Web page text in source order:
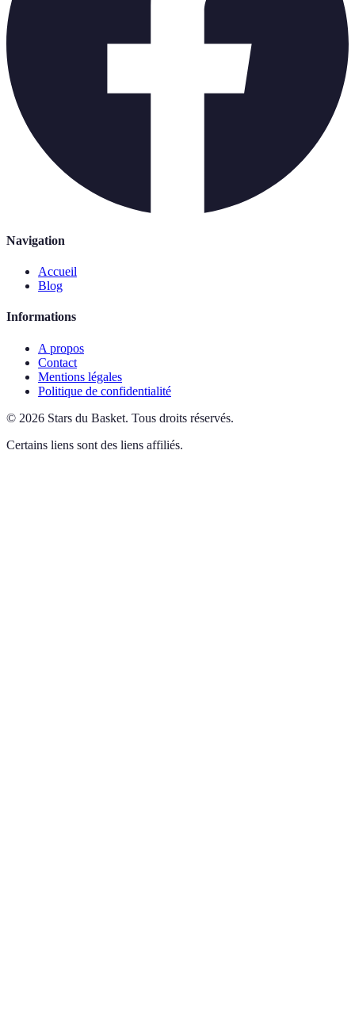
Navigation
Accueil
Blog
Informations
A propos
Contact
Mentions légales
Politique de confidentialité
© 2026 Stars du Basket. Tous droits réservés.
Certains liens sont des liens affiliés.